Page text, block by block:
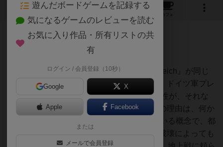
1
カフェ
68名 0名 0 約1ヶ月前
1974年にAvalon Hill社が出版した『Third Reich』が同じ
テーマのゲームと大きく異なっていた点は、ドイツ軍プレ
イヤーが1943年に完全勝利を達成する可能性が、それな
りには存在することに尽きるでしょう。その理由は、何か
を実行する際に消費されるBRPと呼ばれている概念で、都
市を占領するだけでなく、戦略爆撃や通商破壊によっても
遊んだボードゲームを記録する
気になるゲームのレビューを読む
お気に入り作品・所有リストの共
有
ログイン / 会員登録（10秒）
Google X
Apple Facebook
または
メールで会員登録